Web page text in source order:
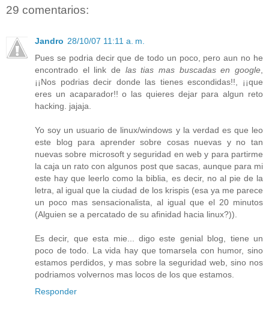
29 comentarios:
Jandro 28/10/07 11:11 a. m.
Pues se podria decir que de todo un poco, pero aun no he
encontrado el link de las tias mas buscadas en google
¡¡Nos podrias decir donde las tienes escondidas!!, ¡¡que
eres un acaparador!! o las quieres dejar para algun reto
hacking. jajaja.
Yo soy un usuario de linux/windows y la verdad es que leo
este blog para aprender sobre cosas nuevas y no tan
nuevas sobre microsoft y seguridad en web y para partirme
la caja un rato con algunos post que sacas, aunque para mi
este hay que leerlo como la biblia, es decir, no al pie de la
letra, al igual que la ciudad de los krispis (esa ya me parece
un poco mas sensacionalista, al igual que el 20 minutos
(Alguien se a percatado de su afinidad hacia linux?)).
Es decir, que esta mie... digo este genial blog, tiene un
poco de todo. La vida hay que tomarsela con humor, sino
estamos perdidos, y mas sobre la seguridad web, sino nos
podriamos volvernos mas locos de los que estamos.
Responder